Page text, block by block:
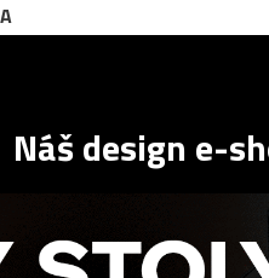
Náš design e-